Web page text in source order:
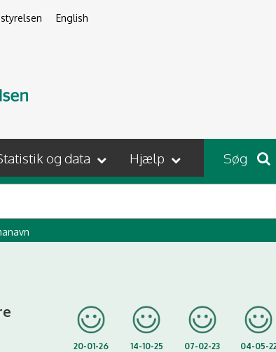
English
og data Hjælp Søg
20-01-26 14-10-25 07-02-23 04-05-